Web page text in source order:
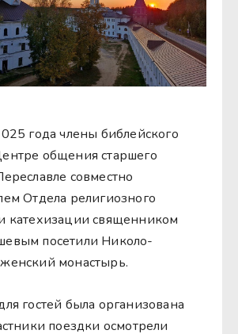
года члены библейского
общения старшего
совместно
Отдела религиозного
катехизации священником
посетили Николо-
монастырь.
гостей была организована
поездки осмотрели